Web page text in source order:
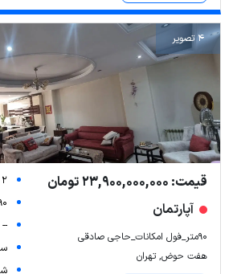
4 تصویر
قیمت: 23,900,000,000 تومان
آپارتمان
90متر_فول امکانات_حاجی صادقی
هفت حوض, تهران
2 خواب
90 متر